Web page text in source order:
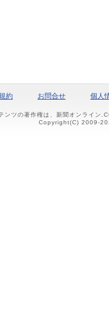
約 お問合せ 個人
ツの著作権は、新聞オンライン
Copyright(C) 2009-